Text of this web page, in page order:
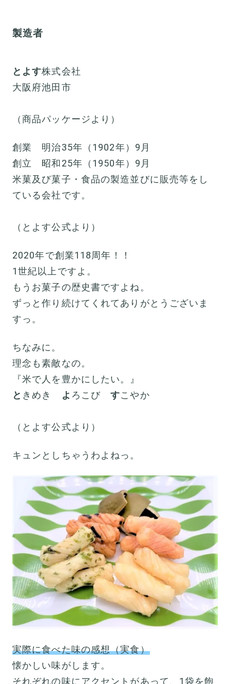
製造者
とよす株式会社
大阪府池田市
（商品パッケージより）
創業 明治35年（1902年）9月
創立 昭和25年（1950年）9月
米菓及び菓子・食品の製造並びに販売等をし
ている会社です。
（とよす公式より）
2020年で創業118周年！！
1世紀以上ですよ。
もうお菓子の歴史書ですよね。
ずっと作り続けてくれてありがとうございま
すっ。
ちなみに。
理念も素敵なの。
『米で人を豊かにしたい。』
と きめき よ ろこびすこやか
（とよす公式より）
キュンとしちゃうわよねっ。
実際に食べた味の感想（実食）
懐かしい味がします。
それぞれの味にアクセントがあって、1袋を飽